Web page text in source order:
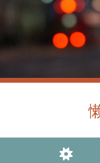
WIDGETS
SEARCH